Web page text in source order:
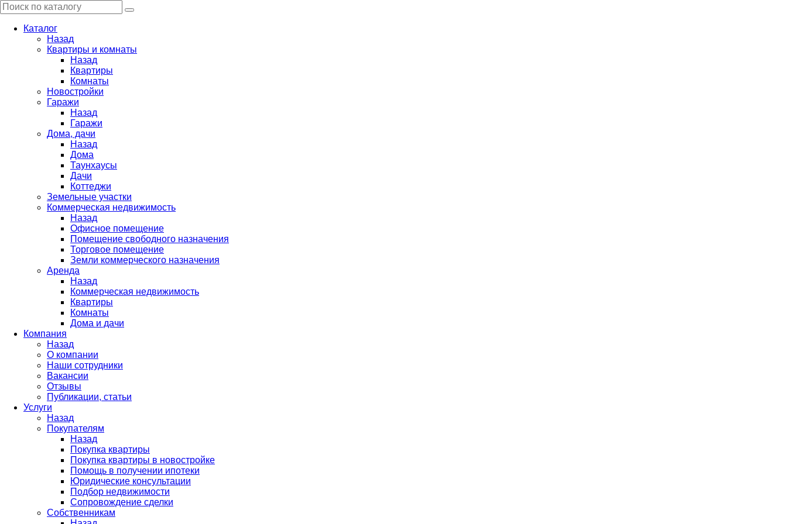
Каталог
Назад
Квартиры и комнаты
Назад
Квартиры
Комнаты
Новостройки
Гаражи
Назад
Гаражи
Дома, дачи
Назад
Дома
Таунхаусы
Дачи
Коттеджи
Земельные участки
Коммерческая недвижимость
Назад
Офисное помещение
Помещение свободного назначения
Торговое помещение
Земли коммерческого назначения
Аренда
Назад
Коммерческая недвижимость
Квартиры
Комнаты
Дома и дачи
Компания
Назад
О компании
Наши сотрудники
Вакансии
Отзывы
Публикации, статьи
Услуги
Назад
Покупателям
Назад
Покупка квартиры
Покупка квартиры в новостройке
Помощь в получении ипотеки
Юридические консультации
Подбор недвижимости
Сопровождение сделки
Собственникам